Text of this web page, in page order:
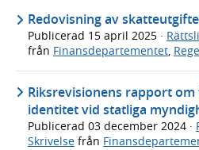
Redovisning av
Publicerad 15 april 2025 ·
från Finansdepartementet,
Riksrevisionens rapport
identitet vid statliga
Publicerad 03 december 2024 ·
Skrivelse från